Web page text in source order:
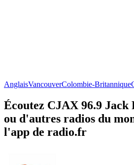
AnglaisVancouverColombie-Britannique
Écoutez CJAX 96.9
ou d'autres radios du
l'app de radio.fr